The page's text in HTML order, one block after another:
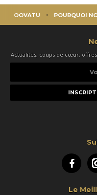
OOVATU POURQUOI
Actualités, coups de cœur,
e-
Le